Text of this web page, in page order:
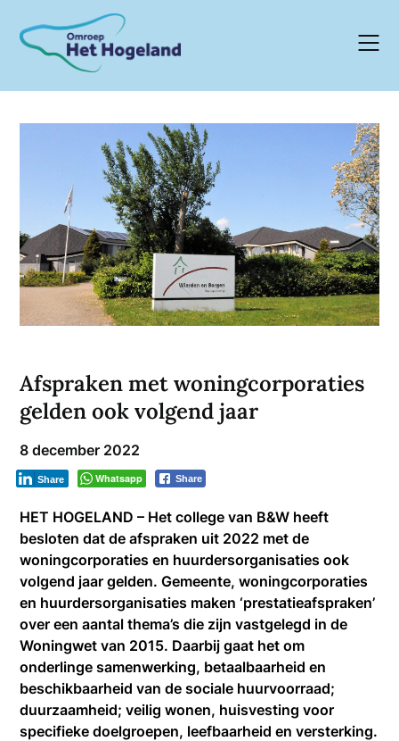
content
Afspraken met woningcorporaties
gelden ook volgend jaar
8 december 2022
Whatsapp Share
Share
HET HOGELAND – Het college van B&W heeft
besloten dat de afspraken uit 2022 met de
woningcorporaties en huurdersorganisaties ook
volgend jaar gelden. Gemeente, woningcorporaties
en huurdersorganisaties maken ‘prestatieafspraken’
over een aantal thema’s die zijn vastgelegd in de
Woningwet van 2015. Daarbij gaat het om
onderlinge samenwerking, betaalbaarheid en
beschikbaarheid van de sociale huurvoorraad;
duurzaamheid; veilig wonen, huisvesting voor
specifieke doelgroepen, leefbaarheid en versterking.